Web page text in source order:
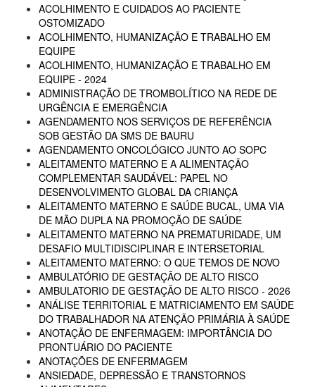
ACOLHIMENTO E CUIDADOS AO PACIENTE
OSTOMIZADO
ACOLHIMENTO, HUMANIZAÇÃO E TRABALHO EM
EQUIPE
ACOLHIMENTO, HUMANIZAÇÃO E TRABALHO EM
EQUIPE - 2024
ADMINISTRAÇÃO DE TROMBOLÍTICO NA REDE DE
URGÊNCIA E EMERGÊNCIA
AGENDAMENTO NOS SERVIÇOS DE REFERÊNCIA
SOB GESTÃO DA SMS DE BAURU
AGENDAMENTO ONCOLÓGICO JUNTO AO SOPC
ALEITAMENTO MATERNO E A ALIMENTAÇÃO
COMPLEMENTAR SAUDÁVEL: PAPEL NO
DESENVOLVIMENTO GLOBAL DA CRIANÇA
ALEITAMENTO MATERNO E SAÚDE BUCAL, UMA VIA
DE MÃO DUPLA NA PROMOÇÃO DE SAÚDE
ALEITAMENTO MATERNO NA PREMATURIDADE, UM
DESAFIO MULTIDISCIPLINAR E INTERSETORIAL
ALEITAMENTO MATERNO: O QUE TEMOS DE NOVO
AMBULATÓRIO DE GESTAÇÃO DE ALTO RISCO
AMBULATORIO DE GESTAÇÃO DE ALTO RISCO - 2026
ANÁLISE TERRITORIAL E MATRICIAMENTO EM SAÚDE
DO TRABALHADOR NA ATENÇÃO PRIMÁRIA À SAÚDE
ANOTAÇÃO DE ENFERMAGEM: IMPORTÂNCIA DO
PRONTUÁRIO DO PACIENTE
ANOTAÇÕES DE ENFERMAGEM
ANSIEDADE, DEPRESSÃO E TRANSTORNOS